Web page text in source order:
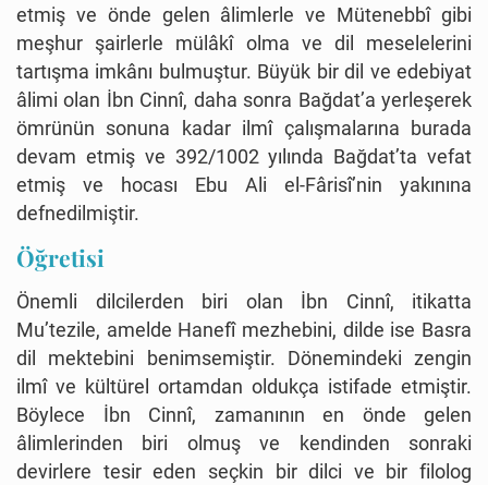
etmiş ve önde gelen âlimlerle ve Mütenebbî gibi
meşhur şairlerle mülâkî olma ve dil meselelerini
tartışma imkânı bulmuştur. Büyük bir dil ve edebiyat
âlimi olan İbn Cinnî, daha sonra Bağdat’a yerleşerek
ömrünün sonuna kadar ilmî çalışmalarına burada
devam etmiş ve 392/1002 yılında Bağdat’ta vefat
etmiş ve hocası Ebu Ali el-Fârisî’nin yakınına
defnedilmiştir.
Öğretisi
Önemli dilcilerden biri olan İbn Cinnî, itikatta
Mu’tezile, amelde Hanefî mezhebini, dilde ise Basra
dil mektebini benimsemiştir. Dönemindeki zengin
ilmî ve kültürel ortamdan oldukça istifade etmiştir.
Böylece İbn Cinnî, zamanının en önde gelen
âlimlerinden biri olmuş ve kendinden sonraki
devirlere tesir eden seçkin bir dilci ve bir filolog